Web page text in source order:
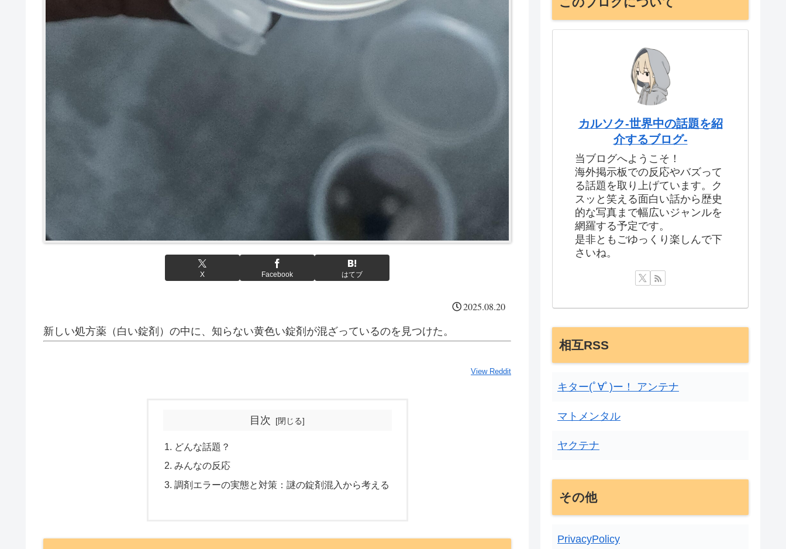
X Facebook はてブ
2025.08.20
新しい処方薬（白い錠剤）の中に、知らない黄色い錠剤が混ざっているのを見つけた。
View Reddit
目次
どんな話題？
みんなの反応
調剤エラーの実態と対策：謎の錠剤混入から考える
カルソク-世界中の話題を紹
介するブログ-
当ブログへようこそ！
海外掲示板での反応やバズって
る話題を取り上げています。ク
スッと笑える面白い話から歴史
的な写真まで幅広いジャンルを
網羅する予定です。
是非ともごゆっくり楽しんで下
さいね。
相互RSS
キター(ﾟ∀ﾟ)ー！ アンテナ
マトメンタル
ヤクテナ
その他
PrivacyPolicy